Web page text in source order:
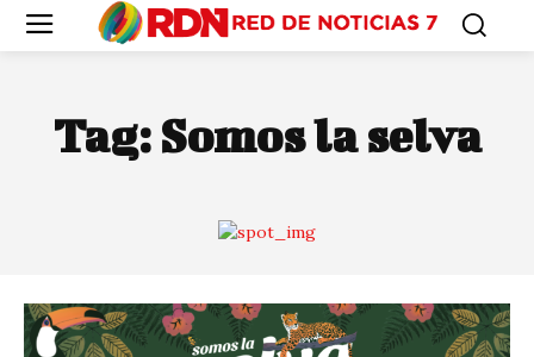
Tag: Somos la selva